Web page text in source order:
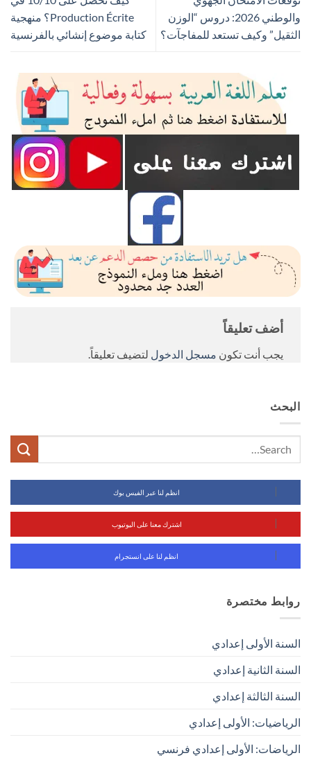
والوطني 2026: دروس “الوزن
الثقيل” وكيف تستعد للمفاجآت؟
Production Écrite؟ منهجية
كتابة موضوع إنشائي بالفرنسية
أضف تعليقاً
يجب أنت تكون مسجل الدخول لتضيف تعليقاً.
البحث
انظم لنا عبر الفيس بوك
اشترك معنا على اليوتيوب
انظم لنا على انستجرام
روابط مختصرة
السنة الأولى إعدادي
السنة الثانية إعدادي
السنة الثالثة إعدادي
الرياضيات: الأولى إعدادي
الرياضات: الأولى إعدادي فرنسي